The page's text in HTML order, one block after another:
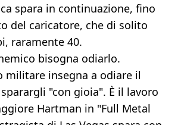
spara in continuazione, fino
del caricatore, che di solito
raramente 40.
bisogna odiarlo.
militare insegna a odiare il
"con gioia". È il lavoro
Hartman in "Full Metal